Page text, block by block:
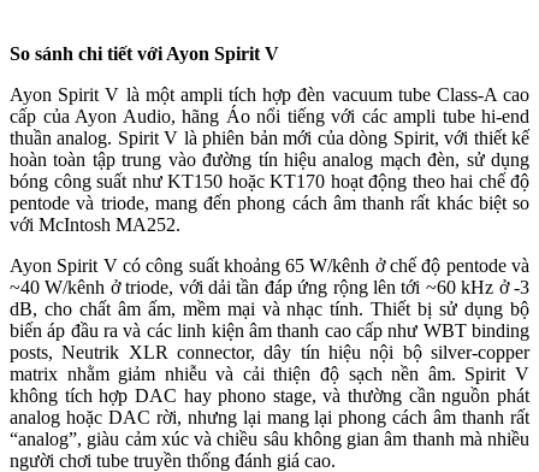
So sánh chi tiết với Ayon Spirit V
Ayon Spirit V là một ampli tích hợp đèn vacuum tube Class-A cao
cấp của Ayon Audio, hãng Áo nổi tiếng với các ampli tube hi-end
thuần analog. Spirit V là phiên bản mới của dòng Spirit, với thiết kế
hoàn toàn tập trung vào đường tín hiệu analog mạch đèn, sử dụng
bóng công suất như KT150 hoặc KT170 hoạt động theo hai chế độ
pentode và triode, mang đến phong cách âm thanh rất khác biệt so
với McIntosh MA252.
Ayon Spirit V có công suất khoảng 65 W/kênh ở chế độ pentode và
~40 W/kênh ở triode, với dải tần đáp ứng rộng lên tới ~60 kHz ở -3
dB, cho chất âm ấm, mềm mại và nhạc tính. Thiết bị sử dụng bộ
biến áp đầu ra và các linh kiện âm thanh cao cấp như WBT binding
posts, Neutrik XLR connector, dây tín hiệu nội bộ silver-copper
matrix nhằm giảm nhiễu và cải thiện độ sạch nền âm. Spirit V
không tích hợp DAC hay phono stage, và thường cần nguồn phát
analog hoặc DAC rời, nhưng lại mang lại phong cách âm thanh rất
“analog”, giàu cảm xúc và chiều sâu không gian âm thanh mà nhiều
người chơi tube truyền thống đánh giá cao.